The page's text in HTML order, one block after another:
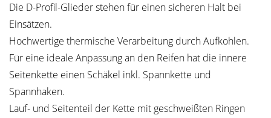
Die D-Profil-Glieder stehen für einen sicheren Halt bei
Einsätzen.
Hochwertige thermische Verarbeitung durch Aufkohlen.
Für eine ideale Anpassung an den Reifen hat die innere
Seitenkette einen Schäkel inkl. Spannkette und
Spannhaken.
Lauf- und Seitenteil der Kette mit geschweißten Ringen